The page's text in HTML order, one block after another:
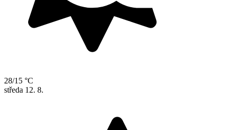
28/15 °C
středa 12. 8.